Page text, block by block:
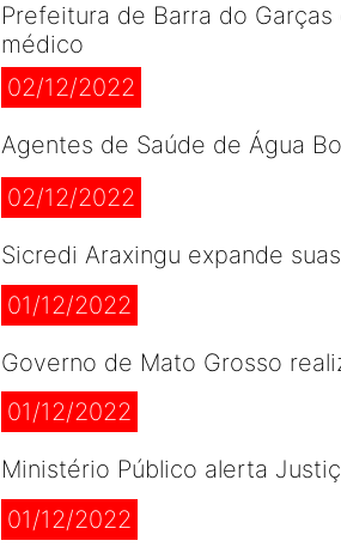
Prefeitura de Barra do
médico
02/12/2022
Agentes de Saúde de Água
02/12/2022
Sicredi Araxingu expande
01/12/2022
Governo de Mato Grosso
01/12/2022
Ministério Público alerta
01/12/2022